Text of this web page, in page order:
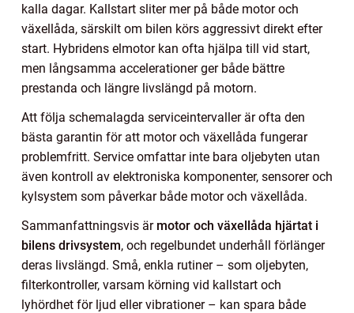
kalla dagar. Kallstart sliter mer på både motor och
växellåda, särskilt om bilen körs aggressivt direkt efter
start. Hybridens elmotor kan ofta hjälpa till vid start,
men långsamma accelerationer ger både bättre
prestanda och längre livslängd på motorn.
Att följa schemalagda serviceintervaller är ofta den
bästa garantin för att motor och växellåda fungerar
problemfritt. Service omfattar inte bara oljebyten utan
även kontroll av elektroniska komponenter, sensorer och
kylsystem som påverkar både motor och växellåda.
Sammanfattningsvis är motor och växellåda hjärtat i
bilens drivsystem, och regelbundet underhåll förlänger
deras livslängd. Små, enkla rutiner – som oljebyten,
filterkontroller, varsam körning vid kallstart och
lyhördhet för ljud eller vibrationer – kan spara både